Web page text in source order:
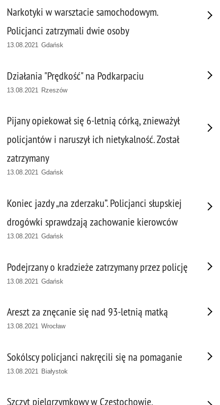
Narkotyki w warsztacie samochodowym.
Policjanci zatrzymali dwie osoby
13.08.2021 Gdańsk
Działania "Prędkość" na Podkarpaciu
13.08.2021 Rzeszów
Pijany opiekował się 6-letnią córką, znieważył
policjantów i naruszył ich nietykalność. Został
zatrzymany
13.08.2021 Gdańsk
Koniec jazdy „na zderzaku”. Policjanci słupskiej
drogówki sprawdzają zachowanie kierowców
13.08.2021 Gdańsk
Podejrzany o kradzieże zatrzymany przez policję
13.08.2021 Gdańsk
Areszt za znęcanie się nad 93-letnią matką
13.08.2021 Wrocław
Sokólscy policjanci nakręcili się na pomaganie
13.08.2021 Białystok
Szczyt pielgrzymkowy w Częstochowie.